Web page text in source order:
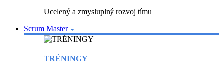
Ucelený a zmysluplný rozvoj tímu
Scrum Master
TRÉNINGY